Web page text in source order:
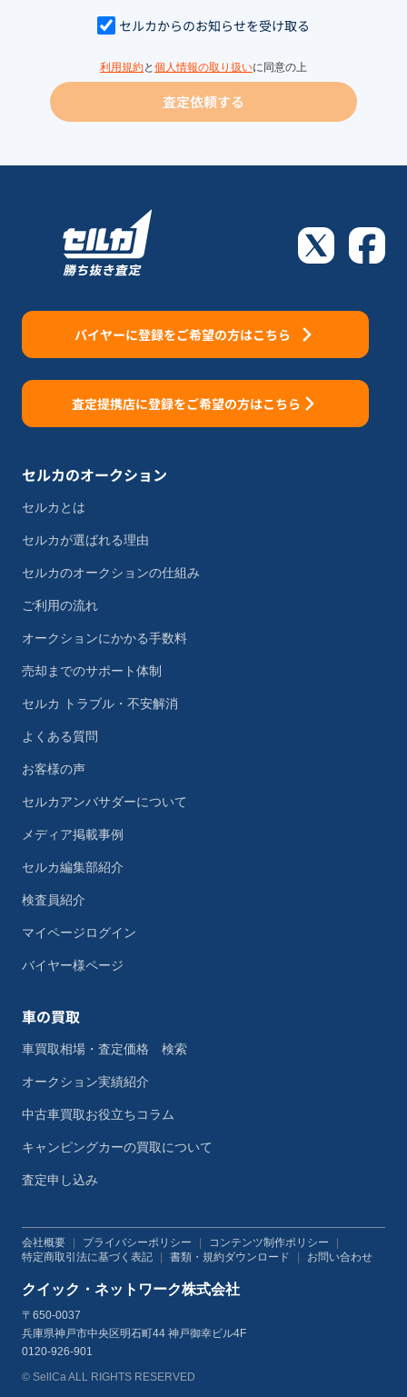
セルカからのお知らせを受け取る
利用規約と 個人情報の取り扱いに同意の上
査定依頼する
バイヤーに登録をご希望の方はこちら
査定提携店に登録をご希望の方はこちら
セルカのオークション
セルカとは
セルカが選ばれる理由
セルカのオークションの仕組み
ご利用の流れ
オークションにかかる手数料
売却までのサポート体制
セルカ トラブル・不安解消
よくある質問
お客様の声
セルカアンバサダーについて
メディア掲載事例
セルカ編集部紹介
検査員紹介
マイページログイン
バイヤー様ページ
車の買取
車買取相場・査定価格 検索
オークション実績紹介
中古車買取お役立ちコラム
キャンピングカーの買取について
査定申し込み
会社概要 プライバシーポリシー コンテンツ制作ポリシー
特定商取引法に基づく表記
書類・規約ダウンロード お問い合わせ
クイック・ネットワーク株式会社
〒650-0037
兵庫県神戸市中央区明石町44 神戸御幸ビル4F
0120-926-901
© SellCa ALL RIGHTS RESERVED